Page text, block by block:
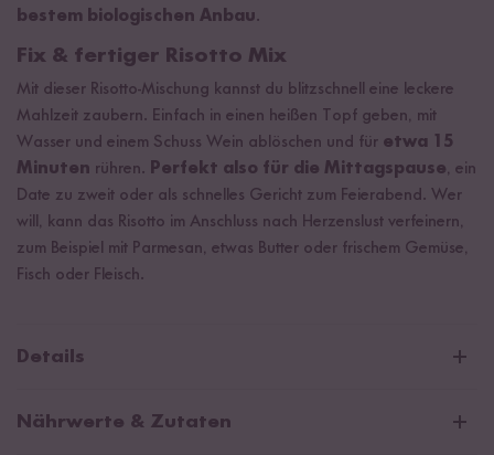
bestem biologischen Anbau.
Fix & fertiger Risotto Mix
Mit dieser Risotto-Mischung kannst du blitzschnell eine leckere
Mahlzeit zaubern. Einfach in einen heißen Topf geben, mit
Wasser und einem Schuss Wein ablöschen und für etwa 15
Minuten rühren. Perfekt also für die Mittagspause, ein
Date zu zweit oder als schnelles Gericht zum Feierabend. Wer
will, kann das Risotto im Anschluss nach Herzenslust verfeinern,
zum Beispiel mit Parmesan, etwas Butter oder frischem Gemüse,
Fisch oder Fleisch.
Details
demitalienischen Piemont
. Im Schatten der Alpen wird er
Nährwerte & Zutaten